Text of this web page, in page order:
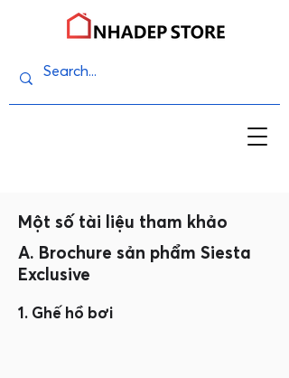
Một số tài liệu tham khảo
A. Brochure sản phẩm Siesta
Exclusive
1. Ghế hồ bơi